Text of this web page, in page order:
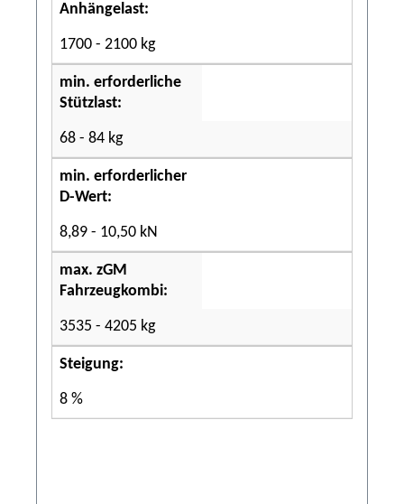
Anhängelast:
1700 - 2100 kg
min. erforderliche
Stützlast:
68 - 84 kg
min. erforderlicher
D-Wert:
8,89 - 10,50 kN
max. zGM
Fahrzeugkombi:
3535 - 4205 kg
Steigung:
8 %